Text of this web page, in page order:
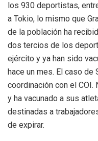
los 930 deportistas,
a Tokio, lo mismo que
de la población ha
dos tercios de los
ejército y ya han sido
hace un mes. El caso
coordinación con el
y ha vacunado a sus
destinadas a
de expirar.